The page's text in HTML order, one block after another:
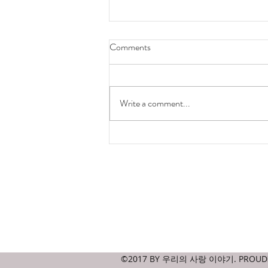
hong kong is ugly
Comments
Write a comment...
©2017 BY 우리의 사랑 이야기.